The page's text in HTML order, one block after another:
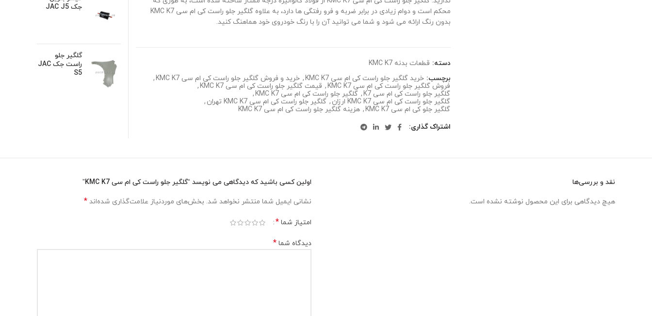
محکم است و دوام زیادی در برابر ضربه و فرو رفتگی ها دارد، به علاوه گلگیر جلو راست کی ام سی KMC K7
بدون رنگ ارائه می شود و شما می توانید آن را با رنگ خودروی خود هماهنگ کنید.
دسته: قطعات بدنه KMC K7
برچسب: خرید گلگیر جلو راست کی ام سی KMC K7 , خرید و فروش گلگیر جلو راست کی ام سی KMC K7
,
فروش گلگیر جلو راست کی ام سی KMC K7
, قیمت گلگیر جلو راست کی ام سی KMC K7
,
گلگیر جلو راست کی ام سی K7
, گلگیر جلو راست کی ام سی KMC K7
,
گلگیر جلو راست کی ام سی KMC K7 ارزان
, گلگیر جلو راست کی ام سی KMC K7 تهران
,
گلگیر جلو کی ام سی KMC K7
, هزینه گلگیر جلو راست کی ام سی KMC K7
اشتراک گذاری
جک JAC J5
گلگیر جلو
راست جک JAC
S5
نقد و بررسی‌ها
هیچ دیدگاهی برای این محصول نوشته نشده است.
اولین کسی باشید که دیدگاهی می نویسد “گلگیر جلو راست کی ام سی KMC K7”
نشانی ایمیل شما منتشر نخواهد شد. بخش‌های موردنیاز علامت‌گذاری شده‌اند *
امتیاز شما *
دیدگاه شما *